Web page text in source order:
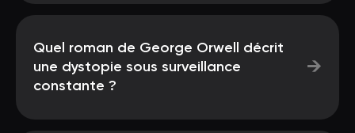
Quel roman de George Orwell décrit
une dystopie sous surveillance
constante ?
→